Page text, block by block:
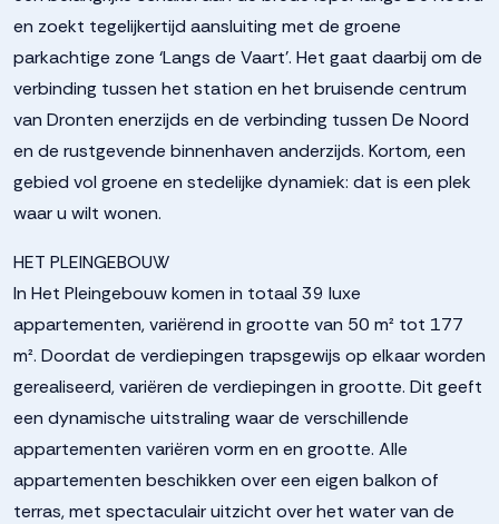
en zoekt tegelijkertijd aansluiting met de groene
parkachtige zone ‘Langs de Vaart’. Het gaat daarbij om de
verbinding tussen het station en het bruisende centrum
van Dronten enerzijds en de verbinding tussen De Noord
en de rustgevende binnenhaven anderzijds. Kortom, een
gebied vol groene en stedelijke dynamiek: dat is een plek
waar u wilt wonen.
HET PLEINGEBOUW
In Het Pleingebouw komen in totaal 39 luxe
appartementen, variërend in grootte van 50 m² tot 177
m². Doordat de verdiepingen trapsgewijs op elkaar worden
gerealiseerd, variëren de verdiepingen in grootte. Dit geeft
een dynamische uitstraling waar de verschillende
appartementen variëren vorm en en grootte. Alle
appartementen beschikken over een eigen balkon of
terras, met spectaculair uitzicht over het water van de